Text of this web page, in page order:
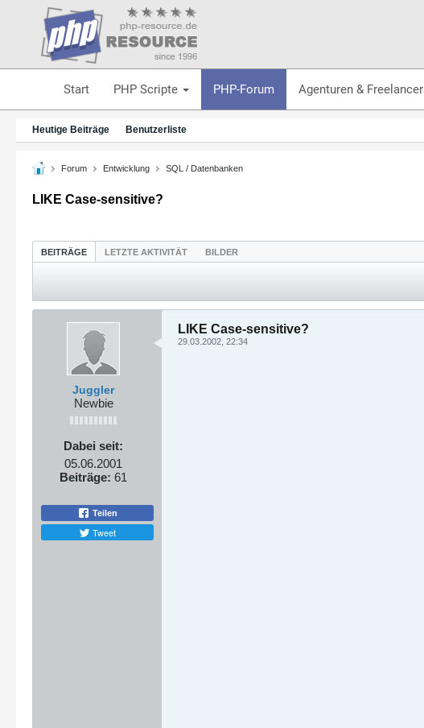
Start PHP Scripte PHP-Forum Agenturen & Freelancer
Heutige Beiträge Benutzerliste
Forum Entwicklung SQL / Datenbanken
LIKE Case-sensitive?
BEITRÄGE LETZTE AKTIVITÄT BILDER
Juggler
Newbie
Dabei seit:
05.06.2001
Beiträge: 61
Teilen
Tweet
LIKE Case-sensitive?
29.03.2002, 22:34